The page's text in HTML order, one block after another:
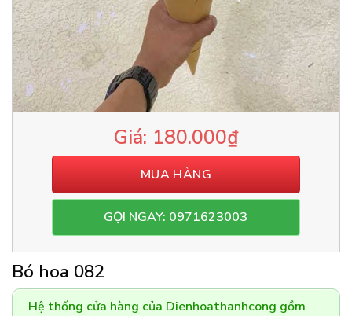
180.000₫
MUA HÀNG
GỌI NGAY: 0971623003
Bó hoa 082
Hệ thống cửa hàng của Dienhoathanhcong gồm